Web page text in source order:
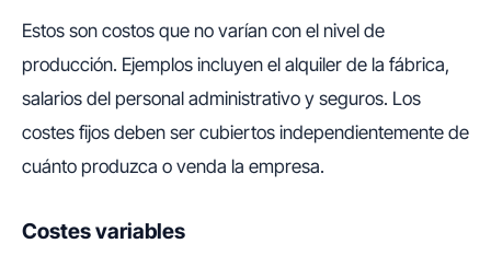
Estos son costos que no varían con el nivel de
producción. Ejemplos incluyen el alquiler de la fábrica,
salarios del personal administrativo y seguros. Los
costes fijos deben ser cubiertos independientemente de
cuánto produzca o venda la empresa.
Costes variables